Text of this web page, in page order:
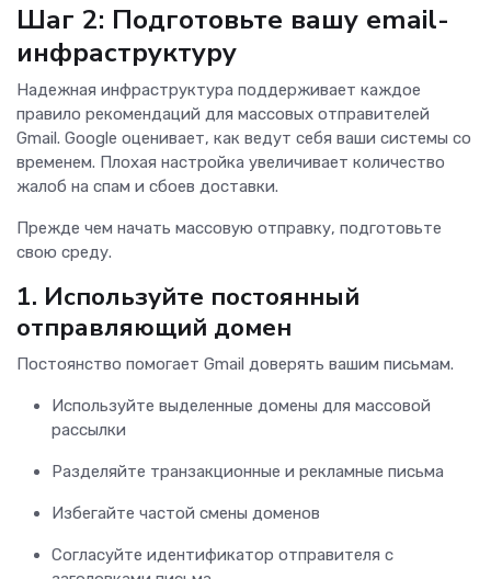
Шаг 2: Подготовьте вашу email-
инфраструктуру
Надежная инфраструктура поддерживает каждое
правило рекомендаций для массовых отправителей
Gmail. Google оценивает, как ведут себя ваши системы со
временем. Плохая настройка увеличивает количество
жалоб на спам и сбоев доставки.
Прежде чем начать массовую отправку, подготовьте
свою среду.
1. Используйте постоянный
отправляющий домен
Постоянство помогает Gmail доверять вашим письмам.
Используйте выделенные домены для массовой
рассылки
Разделяйте транзакционные и рекламные письма
Избегайте частой смены доменов
Согласуйте идентификатор отправителя с